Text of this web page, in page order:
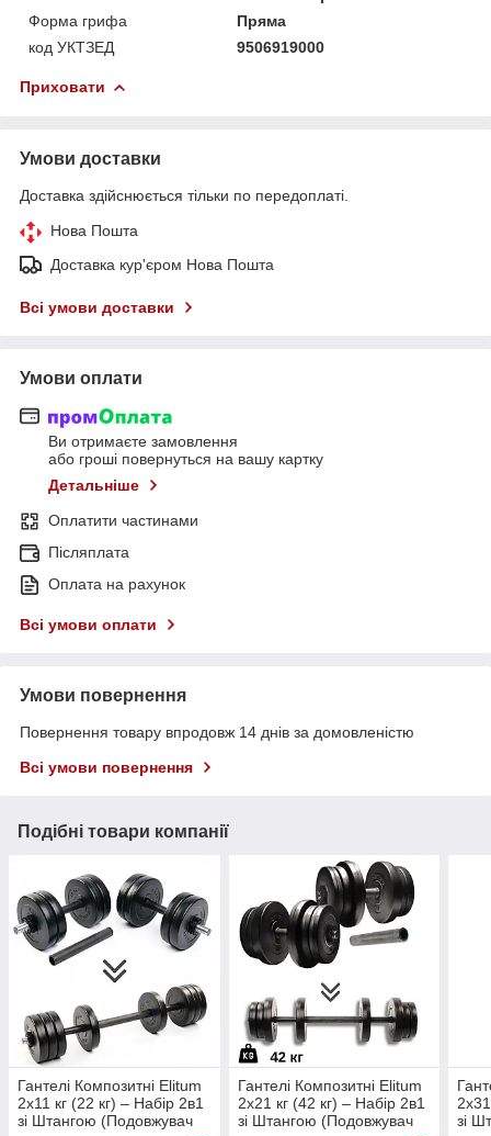
Форма грифа
Пряма
код УКТЗЕД
9506919000
Приховати
Умови доставки
Доставка здійснюється тільки по передоплаті.
Нова Пошта
Доставка кур'єром Нова Пошта
Всі умови доставки
Умови оплати
Ви отримаєте замовлення
або гроші повернуться на вашу картку
Детальніше
Оплатити частинами
Післяплата
Оплата на рахунок
Всі умови оплати
Умови повернення
Повернення товару впродовж 14 днів за домовленістю
Всі умови повернення
Подібні товари компанії
Гантелі Композитні Elitum
2х11 кг (22 кг) – Набір 2в1
зі Штангою (Подовжувач
Гантелі Композитні Elitum
2х21 кг (42 кг) – Набір 2в1
зі Штангою (Подовжувач
зі